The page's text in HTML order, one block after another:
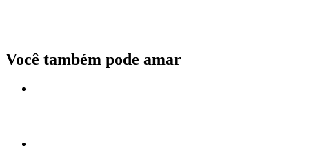
Você também pode amar